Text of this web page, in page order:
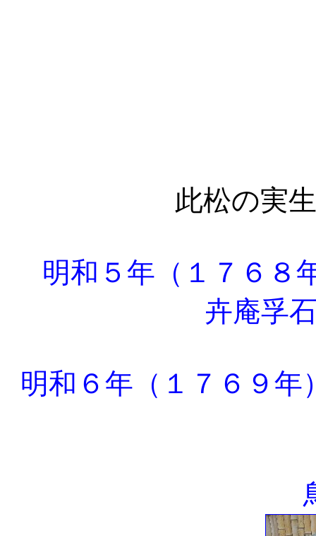
此松の実
明和５年（１７６８
卉庵孚
明和６年（１７６９